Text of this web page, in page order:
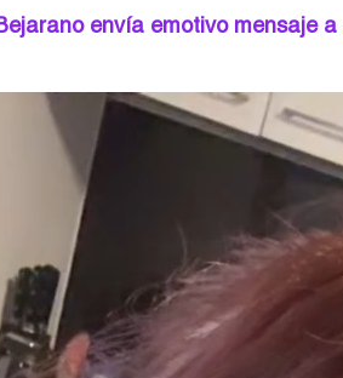
envía emotivo mensaje